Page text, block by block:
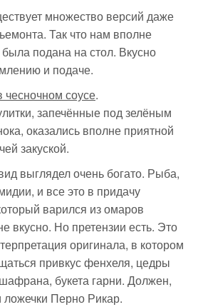
множество версий даже
Так что нам вполне
была подана на стол. Вкусно
и подаче.
чесночном соусе.
запечённые под зелёным
оказались вполне приятной
закуской.
выглядел очень богато. Рыба,
и все это в придачу
варился из омаров
вкусно. Но претензии есть. Это
оригинала, в котором
привкус фенхеля, цедры
букета гарни. Должен,
ложечки Перно Рикар.